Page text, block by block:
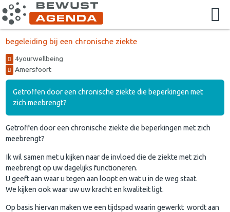
begeleiding bij een chronische ziekte
4yourwellbeing
Amersfoort
Getroffen door een chronische ziekte die beperkingen met
zich meebrengt?
Getroffen door een chronische ziekte die beperkingen met zich
meebrengt?
Ik wil samen met u kijken naar de invloed die de ziekte met zich
meebrengt op uw dagelijks functioneren.
U geeft aan waar u tegen aan loopt en wat u in de weg staat.
We kijken ook waar uw uw kracht en kwaliteit ligt.
Op basis hiervan maken we een tijdspad waarin gewerkt wordt aan